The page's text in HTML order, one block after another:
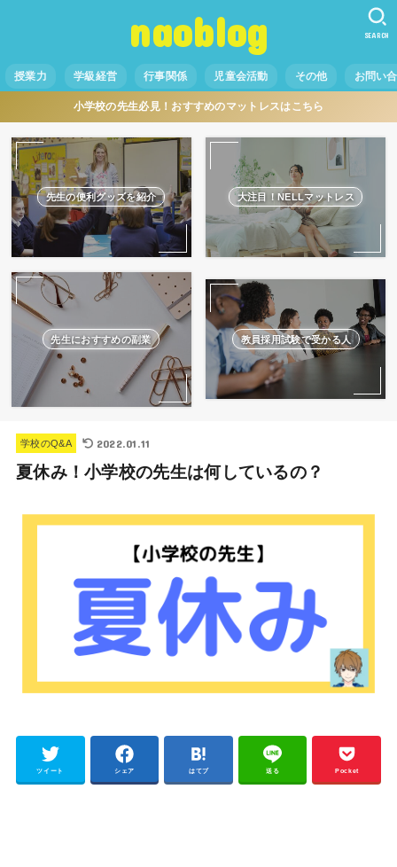
naoblog
授業力 学級経営 行事関係 児童会活動 その他 お問い
SEARCH
小学校の先生必見！おすすめのマットレスはこちら
先生の便利グッズを紹介 大注目！NELLマットレス
先生におすすめの副業 教員採用試験で受かる人
学校のQ&A 2022.01.11
夏休み！小学校の先生は何しているの？
ツイート シェア はてブ 送る Pocket